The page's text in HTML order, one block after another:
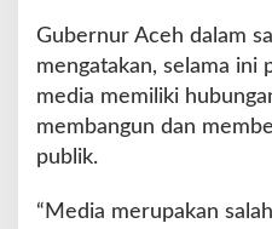
Gubernur Aceh dalam
mengatakan, selama ini
media memiliki
membangun dan
publik.
“Media merupakan